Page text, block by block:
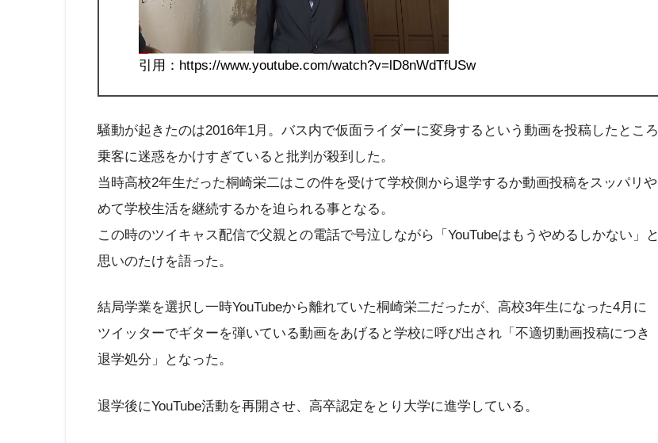
引用：https://www.youtube.com/watch?v=lD8nWdTfUSw
騒動が起きたのは2016年1月。バス内で仮面ライダーに変身するという動画を投稿したところ
乗客に迷惑をかけすぎていると批判が殺到した。
当時高校2年生だった桐崎栄二はこの件を受けて学校側から退学するか動画投稿をスッパリや
めて学校生活を継続するかを迫られる事となる。
この時のツイキャス配信で父親との電話で号泣しながら「YouTubeはもうやめるしかない」と
思いのたけを語った。
結局学業を選択し一時YouTubeから離れていた桐崎栄二だったが、高校3年生になった4月に
ツイッターでギターを弾いている動画をあげると学校に呼び出され「不適切動画投稿につき
退学処分」となった。
退学後にYouTube活動を再開させ、高卒認定をとり大学に進学している。